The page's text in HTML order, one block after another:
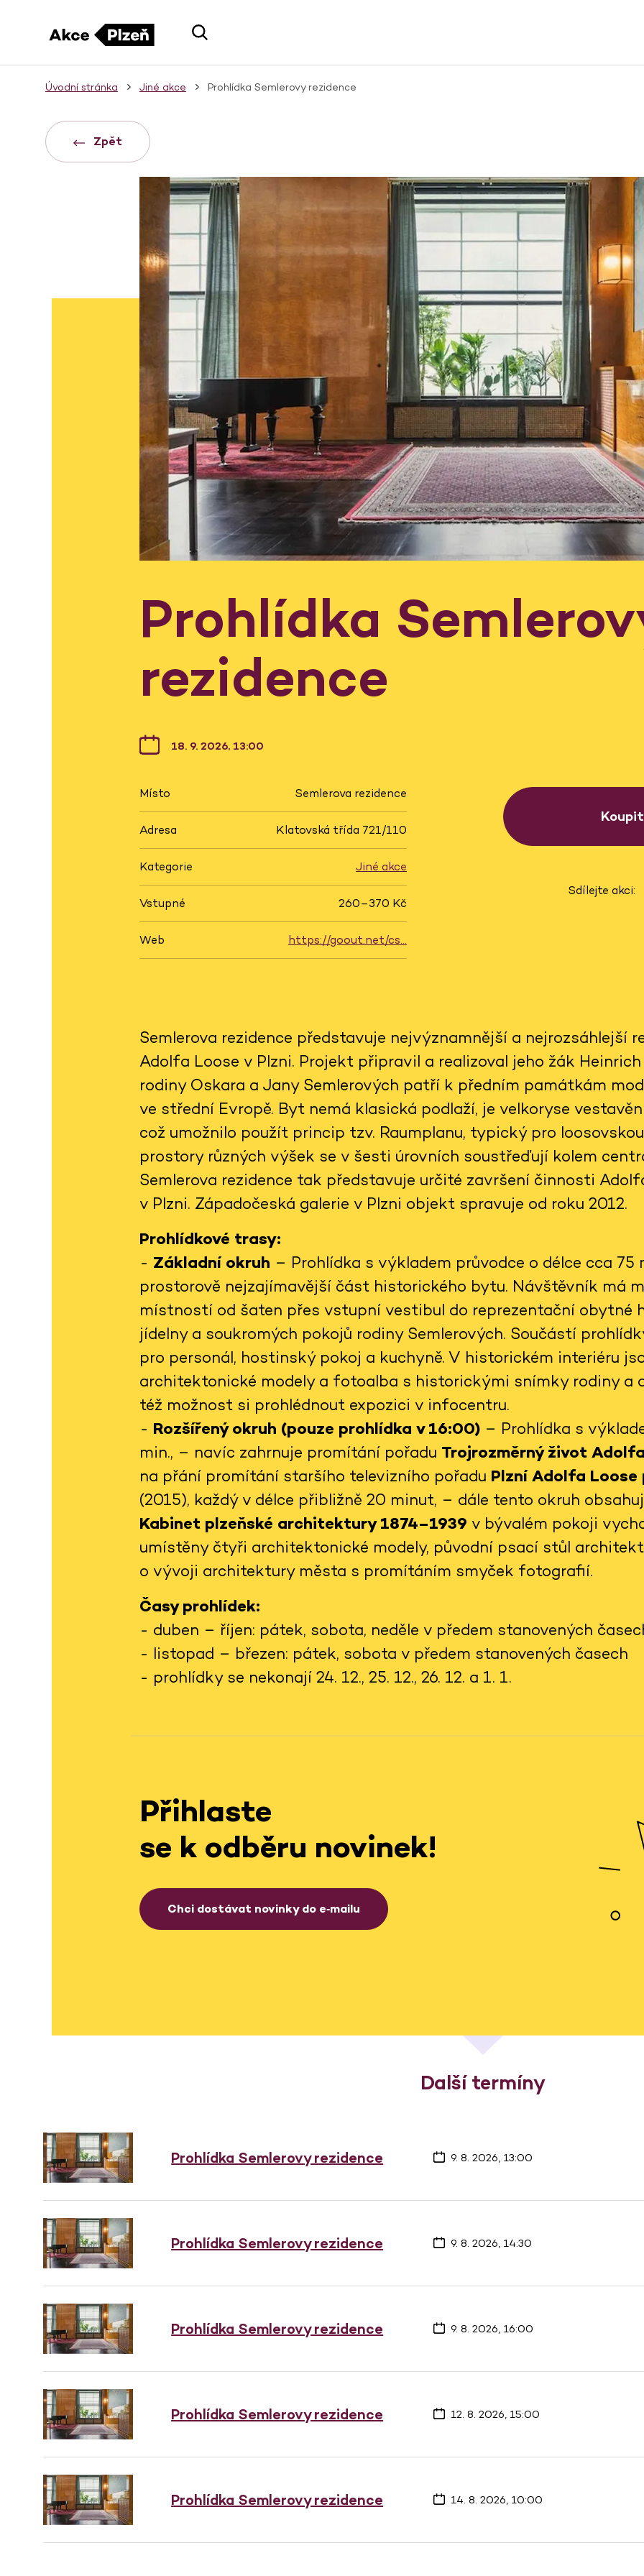
Úvodní stránka Jiné akce Prohlídka Semlerovy rezidence
Zpět
Prohlídka
rezidence
18. 9. 2026, 13:00
Místo Semlerova rezidence
Adresa Klatovská třída 721/110
Kategorie Jiné akce
Vstupné 260–370 Kč
Web https://goout.net/cs…
Sdílejte akci:
Semlerova rezidence představuje nejvýznamnější a nejrozsáhlejší
Adolfa Loose v Plzni. Projekt připravil a realizoval jeho žák
rodiny Oskara a Jany Semlerových patří k předním památkám
ve střední Evropě. Byt nemá klasická podlaží, je velkoryse
což umožnilo použít princip tzv. Raumplanu, typický pro
prostory různých výšek se v šesti úrovních soustřeďují kolem
Semlerova rezidence tak představuje určité završení činnosti
v Plzni. Západočeská galerie v Plzni objekt spravuje od roku 2012.
Prohlídkové trasy:
- Základní okruh – Prohlídka s výkladem průvodce o délce cca 75
prostorově nejzajímavější část historického bytu. Návštěvník má
místností od šaten přes vstupní vestibul do reprezentační obytné
jídelny a soukromých pokojů rodiny Semlerových. Součástí
pro personál, hostinský pokoj a kuchyně. V historickém interiéru
architektonické modely a fotoalba s historickými snímky rodiny a
též možnost si prohlédnout expozici v infocentru.
- Rozšířený okruh (pouze prohlídka v 16:00) – Prohlídka s
min., – navíc zahrnuje promítání pořadu Trojrozměrný život
na přání promítání staršího televizního pořadu Plzní Adolfa
(2015), každý v délce přibližně 20 minut, – dále tento okruh
Kabinet plzeňské architektury 1874–1939 v bývalém pokoji
umístěny čtyři architektonické modely, původní psací stůl
o vývoji architektury města s promítáním smyček fotografií.
Časy prohlídek:
- duben – říjen: pátek, sobota, neděle v předem stanovených
- listopad – březen: pátek, sobota v předem stanovených časech
- prohlídky se nekonají 24. 12., 25. 12., 26. 12. a 1. 1.
Přihlaste
se k odběru novinek!
Chci dostávat novinky do e‑mailu
Další termíny
Prohlídka Semlerovy rezidence 9. 8. 2026, 13:00
Prohlídka Semlerovy rezidence 9. 8. 2026, 14:30
Prohlídka Semlerovy rezidence 9. 8. 2026, 16:00
Prohlídka Semlerovy rezidence 12. 8. 2026, 15:00
Prohlídka Semlerovy rezidence 14. 8. 2026, 10:00